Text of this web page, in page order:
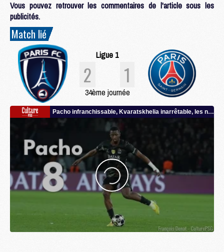
Vous pouvez retrouver les commentaires de l'article sous les
publicités.
Match lié
Ligue 1
2 1
34ème journée